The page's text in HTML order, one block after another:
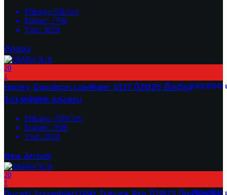
Mileage: 940 km
Engine: 1780
Year: 2024
ติดจอง
20
1
849,000
Harley Davidson LowRider S117 ปี2025 มือเดียว
วิ่ง3,000Mi แต่งครบ
Mileage: 3500 km
Engine: 1946
Year: 2024
New Arrival
20
1
289,000